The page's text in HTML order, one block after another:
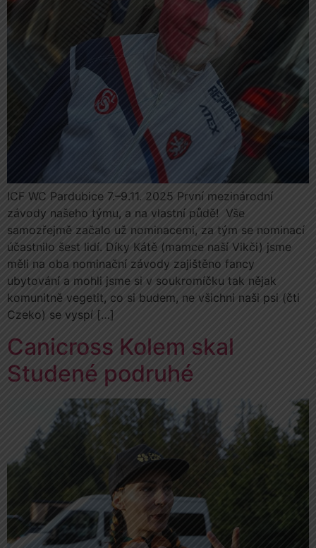
ICF WC Pardubice 7.–9.11. 2025 První mezinárodní
závody našeho týmu, a na vlastní půdě! Vše
samozřejmě začalo už nominacemi, za tým se nominací
účastnilo šest lidí. Díky Kátě (mamce naší Vikči) jsme
měli na oba nominační závody zajištěno fancy
ubytování a mohli jsme si v soukromíčku tak nějak
komunitně vegetit, co si budem, ne všichni naši psi (čti
Czeko) se vyspí […]
Canicross Kolem skal
Studené podruhé